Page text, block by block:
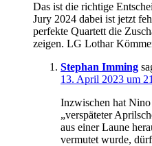
Das ist die richtige
Jury 2024 dabei ist jetzt
perfekte Quartett die
zeigen. LG Lothar
Stephan Imming
13. April 2023 um
Inzwischen hat Nino
„verspäteter
aus einer Laune
vermutet wurde,